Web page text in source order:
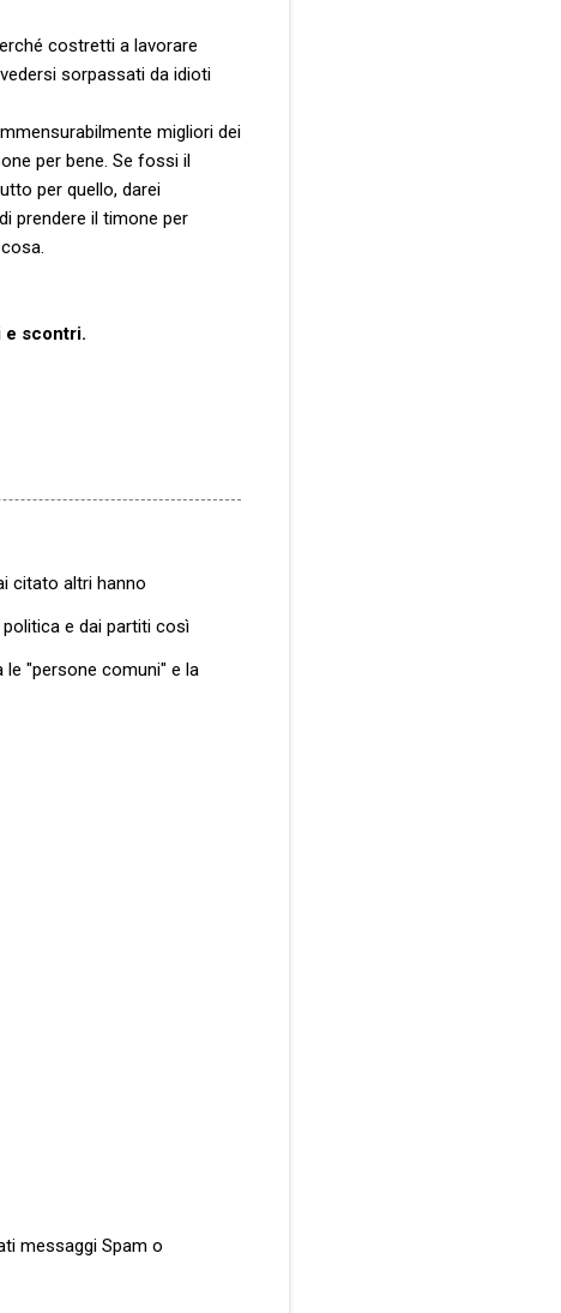
costretti a lavorare
sorpassati da idioti
migliori dei
per bene. Se fossi il
per quello, darei
prendere il timone per
e scontri.
citato altri hanno
e dai partiti così
"persone comuni" e la
messaggi Spam o